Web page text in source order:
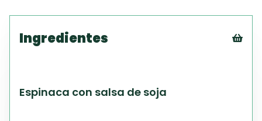
Ingredientes
Espinaca con salsa de soja